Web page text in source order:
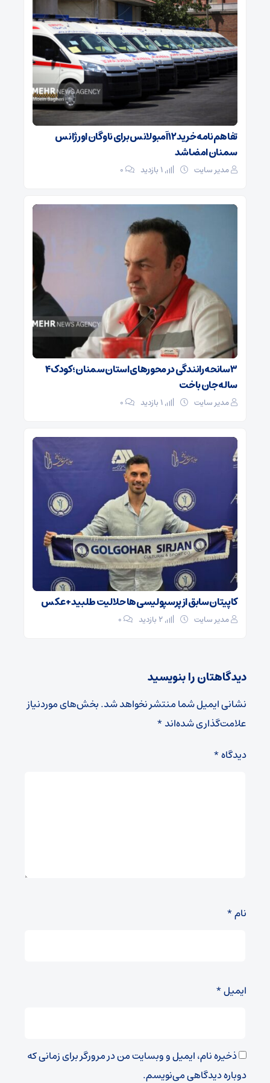
تفاهم‌نامه خرید ۱۲ آمبولانس برای ناوگان اورژانس
سمنان امضا شد
مدیر سایت ۰
۳ سانحه رانندگی در محورهای استان سمنان؛ کودک ۴
ساله جان باخت
مدیر سایت ۰
کاپیتان سابق از پرسپولیسی‌ها حلالیت طلبید + عکس
مدیر سایت ۰
دیدگاهتان را بنویسید
نشانی ایمیل شما منتشر نخواهد شد.بخش‌های موردنیاز
علامت‌گذاری شده‌اند*
دیدگاه*
نام*
ایمیل*
ذخیره نام، ایمیل و وبسایت من در مرورگر برای زمانی که
دوباره دیدگاهی می‌نویسم.